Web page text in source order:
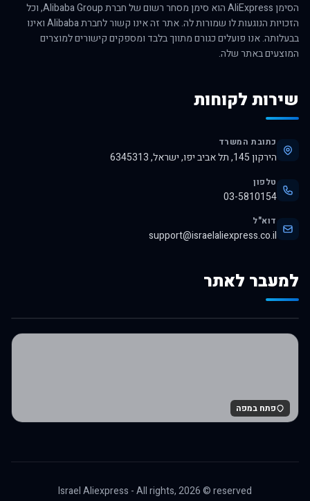
הסימן AliExpress הוא סימן מסחר רשום של חברת Alibaba Group, וכל
הזכויות הנוגעות לו שמורות לה. אתר זה אינו קשור לחברת Alibaba ואינו
בבעלותה. אנו פועלים כגורם מתווך בלבד ומספקים קישורים למוצרים
המוצעים באתר שלה.
שירות לקוחות
כתובת המשרד
הירקון 145, תל אביב יפו, ישראל, 6345313
טלפון
03-5810154
דוא"ל
support@israelaliexpress.co.il
למעבר לאתר
לרכישה באלי אקספרס
פתח במפה
Israel Aliexpress - All rights,2026© reserved